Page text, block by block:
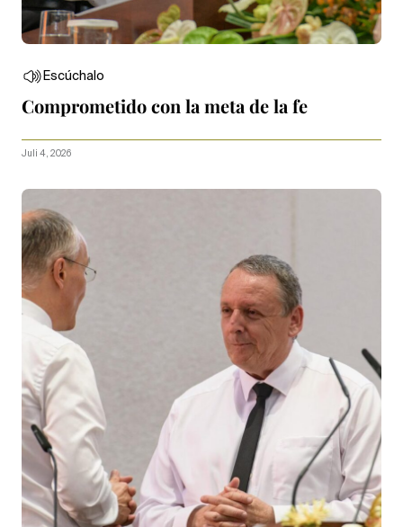
Escúchalo
Comprometido con la meta de la fe
Juli 4, 2026